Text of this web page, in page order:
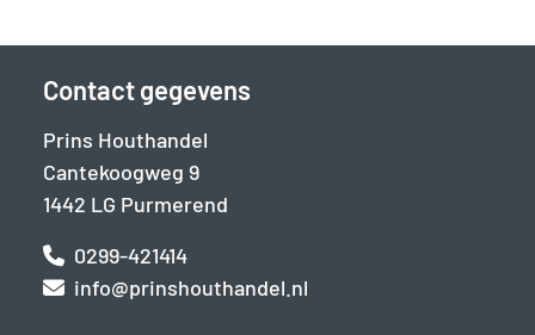
Contact gegevens
Prins Houthandel
Cantekoogweg 9
1442 LG Purmerend
0299-421414
info@prinshouthandel.nl